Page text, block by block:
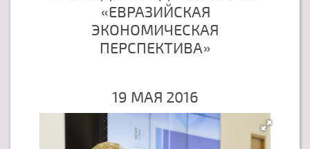
«ЕВРАЗИЙСКАЯ
ЭКОНОМИЧЕСКАЯ
ПЕРСПЕКТИВА»
19 МАЯ 2016